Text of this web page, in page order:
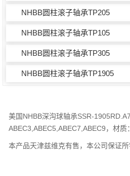
NHBB圆柱滚子轴承TP205
NHBB圆柱滚子轴承TP105
NHBB圆柱滚子轴承TP305
NHBB圆柱滚子轴承TP1905
美国NHBB深沟球轴承SSR-
ABEC3,ABEC5,ABEC7,ABEC9，材质
本产品天津兹维克有售，本公司保证